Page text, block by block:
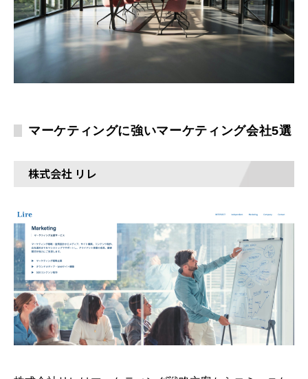
マーケティングに強いマーケティング会社5選
株式会社 リレ